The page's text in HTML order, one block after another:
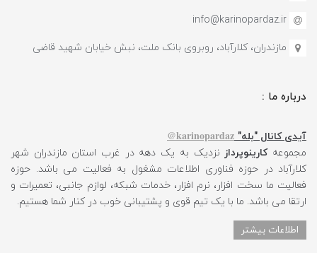
info@karinopardaz.ir
مازندران، کلارآباد، روبروی بانک ملت، نبش خیابان شهید قاضی
درباره ما :
آیدی کانال "بله" karinopardaz@
مجموعهکارینوپرداز نزدیک به یک دهه در غرب استان مازندران شهر
کلارآباد در حوزه فناوری اطلاعات مشغول به فعالیت می باشد. حوزه
فعالیت ما سخت افزار، نرم افزار، خدمات شبکه، لوازم جانبی، تعمیرات و
ارتقا می باشد. ما با یک تیم قوی و پشتیبانی خوب در کنار شما هستیم.
اطلاعات بیشتر